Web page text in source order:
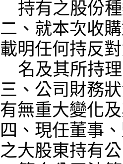
二、就本次收
載明任何持反
三、公司財務
有無重大變化
四、現任董事
之大股東持有